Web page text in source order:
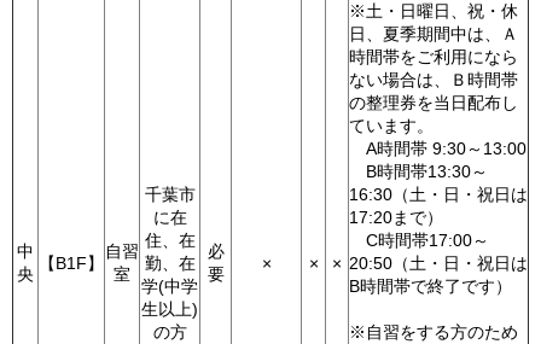
中
央
【B1F】
自習
室
千葉市
に在
住、在
勤、在
学(中学
生以上)
の方
必
要
× × ×
※土・日曜日、祝・休
日、夏季期間中は、Ａ
時間帯をご利用になら
ない場合は、Ｂ時間帯
の整理券を当日配布し
ています。
A時間帯 9:30～13:00
B時間帯13:30～
16:30（土・日・祝日は
17:20まで）
C時間帯17:00～
20:50（土・日・祝日は
B時間帯で終了です）
※自習をする方のため